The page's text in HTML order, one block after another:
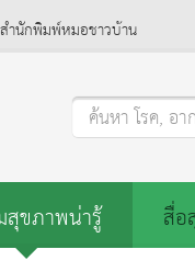
สำนักพิมพ์หมอชาวบ้าน
ค้นหา โรค, อา
ขภาพน่ารู้ สื่